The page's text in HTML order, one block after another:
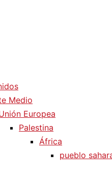
Medio
Europea
Palestina
África
pueblo